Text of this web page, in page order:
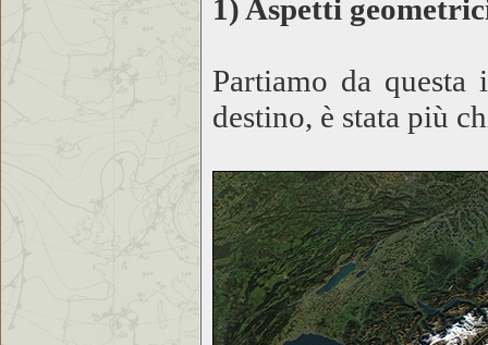
1) Aspetti
Partiamo da
destino, è stata più